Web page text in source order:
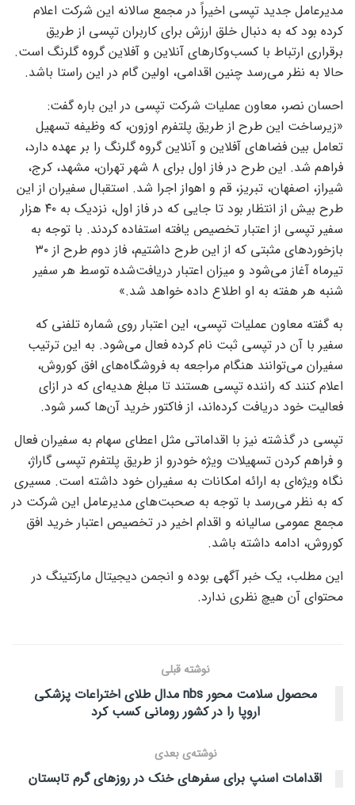
مدیرعامل جدید تپسی اخیراً در مجمع سالانه این شرکت اعلام
کرده بود که به دنبال خلق ارزش برای کاربران تپسی از طریق
برقراری ارتباط با کسب‌وکارهای آنلاین و آفلاین گروه گلرنگ است.
حالا به نظر می‌رسد چنین اقدامی، اولین گام در این راستا باشد.
احسان نصر، معاون عملیات شرکت تپسی در این بارهگفت:
«زیرساخت این طرح از طریق پلتفرم اوزون، که وظیفه تسهیل
تعامل بین فضاهای آفلاین و آنلاین گروه گلرنگ را بر عهده دارد،
فراهم شد. این طرح در فاز اول برای ۸ شهر تهران، مشهد، کرج،
شیراز، اصفهان، تبریز، قم و اهواز اجرا شد. استقبال سفیران از این
طرح بیش از انتظار بود تا جایی که در فاز اول، نزدیک به ۴۰ هزار
سفیر تپسی از اعتبار تخصیص یافته استفاده کردند. با توجه به
بازخوردهای مثبتی که از این طرح داشتیم، فاز دوم طرح از ۳۰
تیرماه آغاز می‌شود و میزان اعتبار دریافت‌شده توسط هر سفیر
شنبه هر هفته به او اطلاع داده خواهد شد.»
به گفته معاون عملیات تپسی، این اعتبار روی شماره تلفنی که
سفیر با آن در تپسی ثبت نام کرده فعال می‌شود. به این ترتیب
سفیران می‌توانند هنگام مراجعه به فروشگاه‌های افق کوروش،
اعلام کنند که راننده تپسی هستند تا مبلغ هدیه‌ای که در ازای
فعالیت خود دریافت کرده‌اند، از فاکتور خرید آن‌ها کسر شود.
تپسی در گذشته نیز با اقداماتی مثل اعطای سهام به سفیران فعال
و فراهم کردن تسهیلات ویژه خودرو از طریق پلتفرم تپسی گاراژ،
نگاه ویژه‌ای به ارائه امکانات به سفیران خود داشته است. مسیری
که به نظر می‌رسد با توجه به صحبت‌های مدیرعامل این شرکت در
مجمع عمومی سالیانه و اقدام اخیر در تخصیص اعتبار خرید افق
کوروش، ادامه داشته باشد.
این مطلب، یک خبر آگهی بوده و انجمن دیجیتال مارکتینگ در
محتوای آن هیچ نظری ندارد.
نوشته قبلی
محصول سلامت محور nbs مدال طلای اختراعات پزشکی
اروپا را در کشور رومانی کسب کرد
نوشته‌ی بعدی
اقدامات اسنپ برای سفرهای خنک در روزهای گرم تابستان